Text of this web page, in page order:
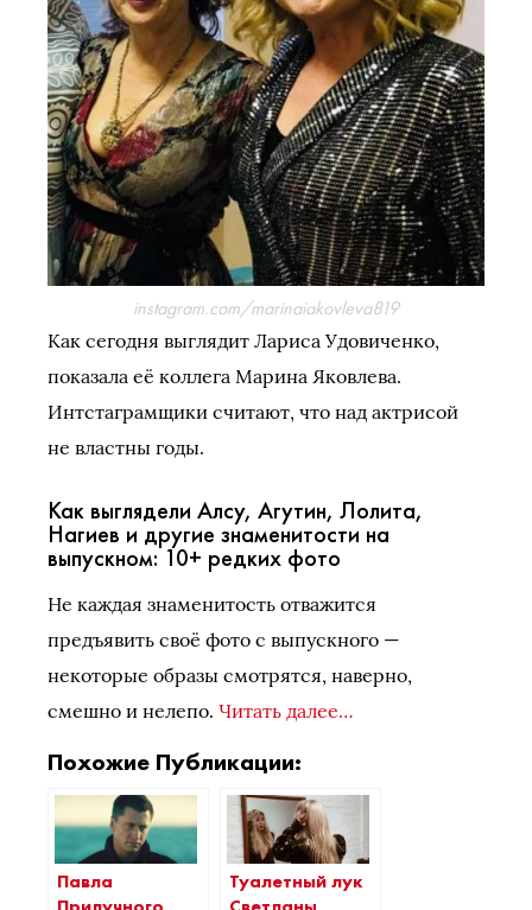
instagram.com/marinaiakovleva819
Как сегодня выглядит Лариса Удовиченко,
показала её коллега Марина Яковлева.
Интстаграмщики считают, что над актрисой
не властны годы.
Как выглядели Алсу, Агутин, Лолита,
Нагиев и другие знаменитости на
выпускном: 10+ редких фото
Не каждая знаменитость отважится
предъявить своё фото с выпускного —
некоторые образы смотрятся, наверно,
смешно и нелепо. Читать далее…
Похожие Публикации:
Павла
Туалетный лук